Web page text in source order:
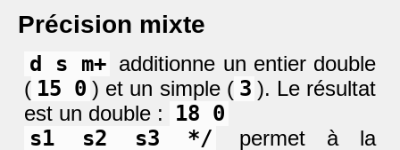
Précision mixte
d s m+ additionne un entier double
( 15 0 ) et un simple ( 3 ). Le résultat
est un double :
18 0
s1 s2 s3 */
permet à la